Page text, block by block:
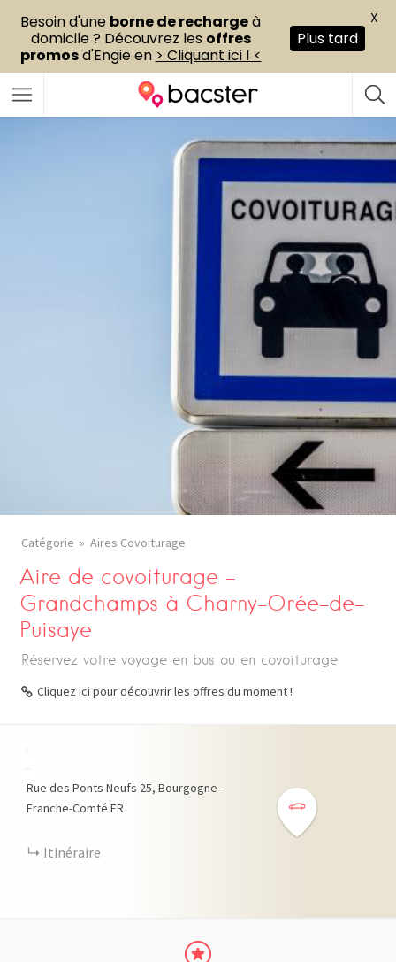
Catégorie Aires Covoiturage
Aire de covoiturage –
Grandchamps à Charny-Orée-de-
Puisaye
Réservez votre voyage en bus ou en covoiturage
Cliquez ici pour découvrir les offres du moment !
Rue des Ponts Neufs 25 Bourgogne-
Franche-Comté FR
Itinéraire
Besoin d'une borne de rechargeà
domicile ? Découvrez les offres
promosd'Engie en > Cliquant ici ! <
Plus tard
X